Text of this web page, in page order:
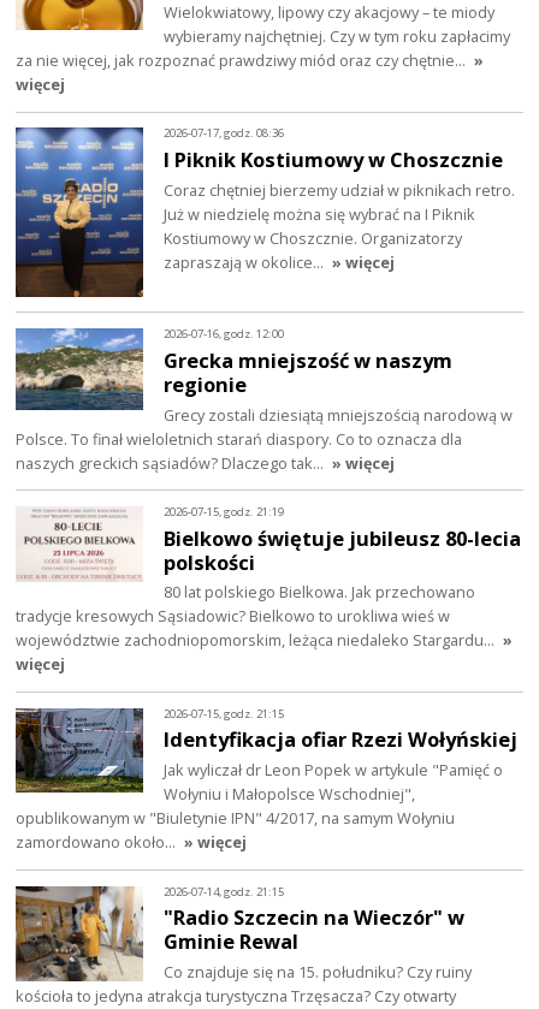
Wielokwiatowy, lipowy czy akacjowy – te miody
wybieramy najchętniej. Czy w tym roku zapłacimy
za nie więcej, jak rozpoznać prawdziwy miód oraz czy chętnie… »
więcej
2026-07-17, godz. 08:36
I Piknik Kostiumowy w Choszcznie
Coraz chętniej bierzemy udział w piknikach retro.
Już w niedzielę można się wybrać na I Piknik
Kostiumowy w Choszcznie. Organizatorzy
zapraszają w okolice… » więcej
2026-07-16, godz. 12:00
Grecka mniejszość w naszym
regionie
Grecy zostali dziesiątą mniejszością narodową w
Polsce. To finał wieloletnich starań diaspory. Co to oznacza dla
naszych greckich sąsiadów? Dlaczego tak… » więcej
2026-07-15, godz. 21:19
Bielkowo świętuje jubileusz 80-lecia
polskości
80 lat polskiego Bielkowa. Jak przechowano
tradycje kresowych Sąsiadowic? Bielkowo to urokliwa wieś w
województwie zachodniopomorskim, leżąca niedaleko Stargardu… »
więcej
2026-07-15, godz. 21:15
Identyfikacja ofiar Rzezi Wołyńskiej
Jak wyliczał dr Leon Popek w artykule "Pamięć o
Wołyniu i Małopolsce Wschodniej",
opublikowanym w "Biuletynie IPN" 4/2017, na samym Wołyniu
zamordowano około… » więcej
2026-07-14, godz. 21:15
"Radio Szczecin na Wieczór" w
Gminie Rewal
Co znajduje się na 15. południku? Czy ruiny
kościoła to jedyna atrakcja turystyczna Trzęsacza? Czy otwarty